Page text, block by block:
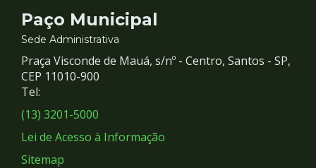
Contato
e
Redes
Sociais
Paço Municipal
Sede Administrativa
Praça Visconde de Mauá, s/nº - Centro, Santos - SP,
CEP 11010-900
Tel:
(13) 3201-5000
Lei de Acesso à Informação
Sitemap